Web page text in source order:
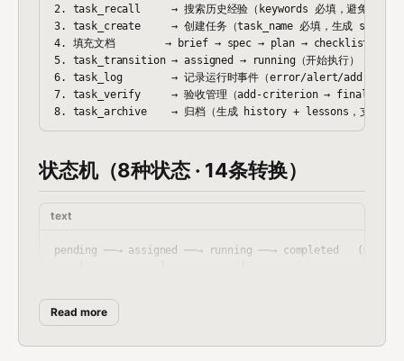
2. task_recall     → 搜索历史经验（keywords 必填，避免重复劳
3. task_create     → 创建任务（task_name 必填，生成
4. 填充文档        → brief → spec → plan → checklist（按拓
5. task_transition → assigned → running（开始执行）
6. task_log        → 记录运行时事件（error/alert/add-
7. task_verify     → 验收管理（add-criterion → finalize；
状态机（8种状态 · 14条转换）
text
pending ──→ assigned ──→ running ──→ completed   (终态)
                      running → failed → running
                      running → blocked → pending
Read more